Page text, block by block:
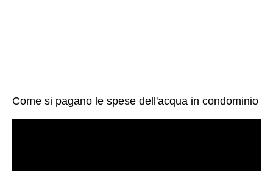
Come si pagano le spese dell'acqua in condominio